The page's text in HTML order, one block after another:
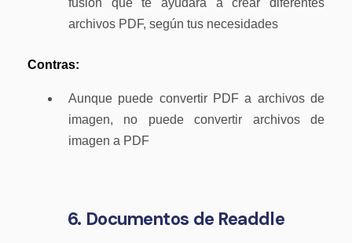
fusión que te ayudará a crear diferentes
archivos PDF, según tus necesidades
Contras:
Aunque puede convertir PDF a archivos de
imagen, no puede convertir archivos de
imagen a PDF
6. Documentos de Readdle